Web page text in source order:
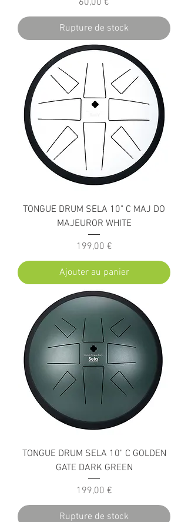
60,00 €
Rupture de stock
TONGUE DRUM SELA 10" C MAJ DO
MAJEUROR WHITE
Prix
199,00 €
Ajouter au panier
TONGUE DRUM SELA 10" C GOLDEN
GATE DARK GREEN
Prix
199,00 €
Rupture de stock